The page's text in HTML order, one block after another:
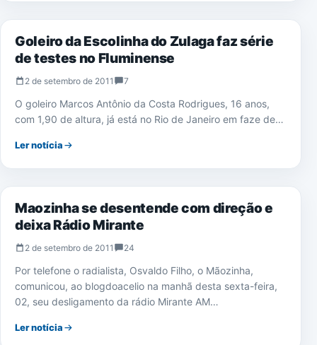
Goleiro da Escolinha do Zulaga faz série
de testes no Fluminense
2 de setembro de 2011 7
O goleiro Marcos Antônio da Costa Rodrigues, 16 anos,
com 1,90 de altura, já está no Rio de Janeiro em faze de…
Ler notícia
IMPRENSA
Maozinha se desentende com direção e
deixa Rádio Mirante
2 de setembro de 2011 24
Por telefone o radialista, Osvaldo Filho, o Mãozinha,
comunicou, ao blogdoacelio na manhã desta sexta-feira,
02, seu desligamento da rádio Mirante AM…
Ler notícia